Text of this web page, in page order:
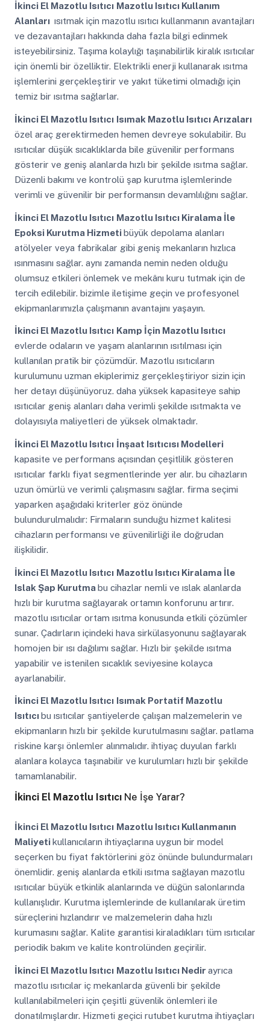
İkinci El Mazotlu Isıtıcı Mazotlu Isıtıcı Kullanım
Alanları ısıtmak için mazotlu ısıtıcı kullanmanın avantajları
ve dezavantajları hakkında daha fazla bilgi edinmek
isteyebilirsiniz. Taşıma kolaylığı taşınabilirlik kiralık ısıtıcılar
için önemli bir özelliktir. Elektrikli enerji kullanarak ısıtma
işlemlerini gerçekleştirir ve yakıt tüketimi olmadığı için
temiz bir ısıtma sağlarlar.
İkinci El Mazotlu Isıtıcı Isımak Mazotlu Isıtıcı Arızaları
özel araç gerektirmeden hemen devreye sokulabilir. Bu
ısıtıcılar düşük sıcaklıklarda bile güvenilir performans
gösterir ve geniş alanlarda hızlı bir şekilde ısıtma sağlar.
Düzenli bakımı ve kontrolü şap kurutma işlemlerinde
verimli ve güvenilir bir performansın devamlılığını sağlar.
İkinci El Mazotlu Isıtıcı Mazotlu Isıtıcı Kiralama İle
Epoksi Kurutma Hizmetibüyük depolama alanları
atölyeler veya fabrikalar gibi geniş mekanların hızlıca
ısınmasını sağlar. aynı zamanda nemin neden olduğu
olumsuz etkileri önlemek ve mekânı kuru tutmak için de
tercih edilebilir. bizimle iletişime geçin ve profesyonel
ekipmanlarımızla çalışmanın avantajını yaşayın.
İkinci El Mazotlu Isıtıcı Kamp İçin Mazotlu Isıtıcı
evlerde odaların ve yaşam alanlarının ısıtılması için
kullanılan pratik bir çözümdür. Mazotlu ısıtıcıların
kurulumunu uzman ekiplerimiz gerçekleştiriyor sizin için
her detayı düşünüyoruz. daha yüksek kapasiteye sahip
ısıtıcılar geniş alanları daha verimli şekilde ısıtmakta ve
dolayısıyla maliyetleri de yüksek olmaktadır.
İkinci El Mazotlu Isıtıcı İnşaat Isıtıcısı Modelleri
kapasite ve performans açısından çeşitlilik gösteren
ısıtıcılar farklı fiyat segmentlerinde yer alır. bu cihazların
uzun ömürlü ve verimli çalışmasını sağlar. firma seçimi
yaparken aşağıdaki kriterler göz önünde
bulundurulmalıdır: Firmaların sunduğu hizmet kalitesi
cihazların performansı ve güvenilirliği ile doğrudan
ilişkilidir.
İkinci El Mazotlu Isıtıcı Mazotlu Isıtıcı Kiralama İle
Islak Şap Kurutmabu cihazlar nemli ve ıslak alanlarda
hızlı bir kurutma sağlayarak ortamın konforunu artırır.
mazotlu ısıtıcılar ortam ısıtma konusunda etkili çözümler
sunar. Çadırların içindeki hava sirkülasyonunu sağlayarak
homojen bir ısı dağılımı sağlar. Hızlı bir şekilde ısıtma
yapabilir ve istenilen sıcaklık seviyesine kolayca
ayarlanabilir.
İkinci El Mazotlu Isıtıcı Isımak Portatif Mazotlu
Isıtıcıbu ısıtıcılar şantiyelerde çalışan malzemelerin ve
ekipmanların hızlı bir şekilde kurutulmasını sağlar. patlama
riskine karşı önlemler alınmalıdır. ihtiyaç duyulan farklı
alanlara kolayca taşınabilir ve kurulumları hızlı bir şekilde
tamamlanabilir.
İkinci El Mazotlu IsıtıcıNe İşe Yarar?
İkinci El Mazotlu Isıtıcı Mazotlu Isıtıcı Kullanmanın
Maliyetikullanıcıların ihtiyaçlarına uygun bir model
seçerken bu fiyat faktörlerini göz önünde bulundurmaları
önemlidir. geniş alanlarda etkili ısıtma sağlayan mazotlu
ısıtıcılar büyük etkinlik alanlarında ve düğün salonlarında
kullanışlıdır. Kurutma işlemlerinde de kullanılarak üretim
süreçlerini hızlandırır ve malzemelerin daha hızlı
kurumasını sağlar. Kalite garantisi kiraladıkları tüm ısıtıcılar
periodik bakım ve kalite kontrolünden geçirilir.
İkinci El Mazotlu Isıtıcı Mazotlu Isıtıcı Nedir ayrıca
mazotlu ısıtıcılar iç mekanlarda güvenli bir şekilde
kullanılabilmeleri için çeşitli güvenlik önlemleri ile
donatılmışlardır. Hizmeti geçici rutubet kurutma ihtiyaçları